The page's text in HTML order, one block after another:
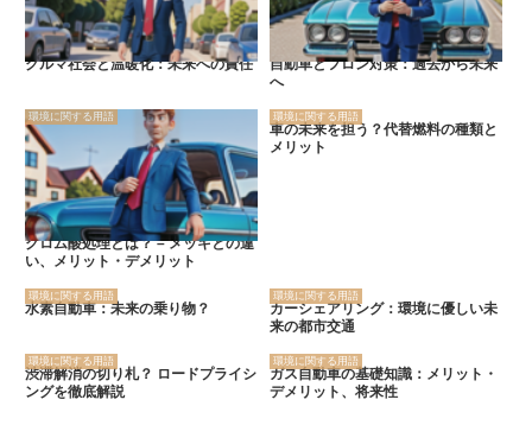
クルマ社会と温暖化：未来への責任
自動車とフロン対策：過去から未来
へ
環境に関する用語
クロム酸処理とは？ – メッキとの違
い、メリット・デメリット
環境に関する用語
車の未来を担う？代替燃料の種類と
メリット
環境に関する用語
水素自動車：未来の乗り物？
環境に関する用語
カーシェアリング：環境に優しい未
来の都市交通
環境に関する用語
渋滞解消の切り札？ ロードプライシ
ングを徹底解説
環境に関する用語
ガス自動車の基礎知識：メリット・
デメリット、将来性